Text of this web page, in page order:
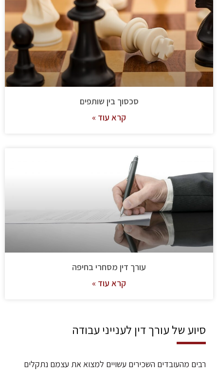
סכסוך בין שותפים
קרא עוד »
עורך דין מסחרי בחיפה
קרא עוד »
סיוע של עורך דין לענייני עבודה
רבים מהעובדים השכירים עשויים למצוא את עצמם נתקלים